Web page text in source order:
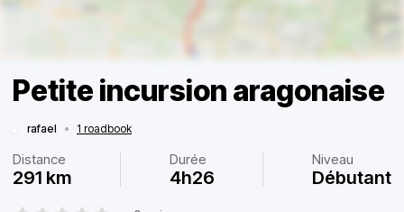
Petite incursion aragonaise
rafael • 1 roadbook
Distance
291 km
Durée
4h26
Niveau
Débutant